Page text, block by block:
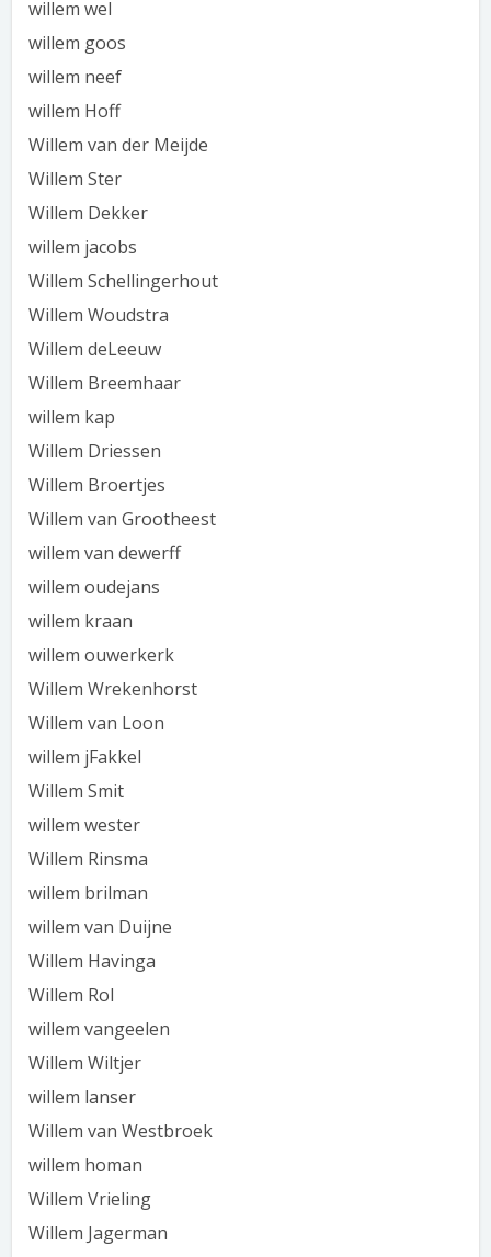
willem wel
willem goos
willem neef
willem Hoff
Willem van der Meijde
Willem Ster
Willem Dekker
willem jacobs
Willem Schellingerhout
Willem Woudstra
Willem deLeeuw
Willem Breemhaar
willem kap
Willem Driessen
Willem Broertjes
Willem van Grootheest
willem van dewerff
willem oudejans
willem kraan
willem ouwerkerk
Willem Wrekenhorst
Willem van Loon
willem jFakkel
Willem Smit
willem wester
Willem Rinsma
willem brilman
willem van Duijne
Willem Havinga
Willem Rol
willem vangeelen
Willem Wiltjer
willem lanser
Willem van Westbroek
willem homan
Willem Vrieling
Willem Jagerman